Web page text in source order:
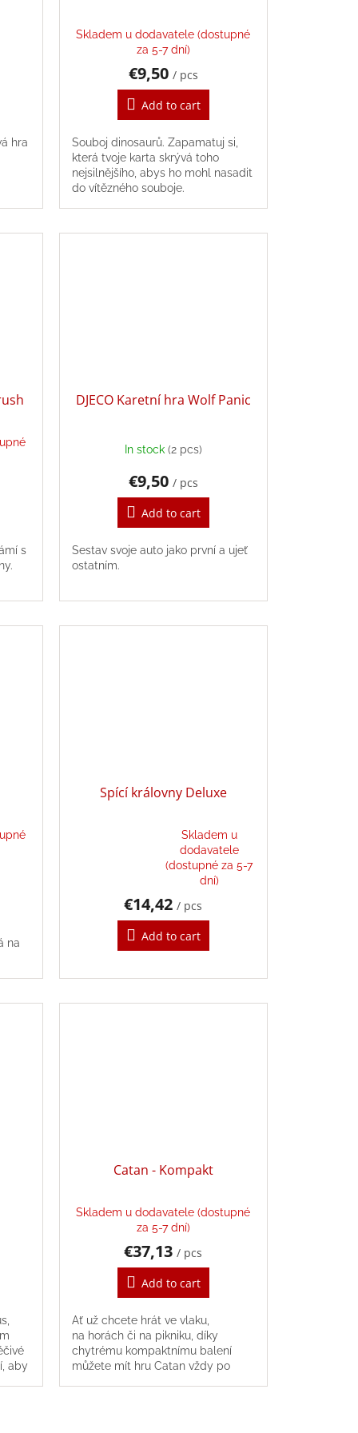
hra
Skladem u dodavatele (dostupné
za 5-7 dní)
€9,50 / pcs
Add to cart
Souboj dinosaurů. Zapamatuj si,
která tvoje karta skrývá toho
nejsilnějšího, abys ho mohl nasadit
do vítězného souboje.
s
DJECO Karetní hra Wolf Panic
In stock (2 pcs)
€9,50 / pcs
Add to cart
Sestav svoje auto jako první a ujeť
ostatním.
na
Spící královny Deluxe
5
Skladem u
dodavatele
(dostupné za 5-7
dní)
€14,42/ pcs
Add to cart
aby
Catan - Kompakt
Skladem u dodavatele (dostupné
za 5-7 dní)
€37,13/ pcs
Add to cart
Ať už chcete hrát ve vlaku,
na horách či na pikniku, díky
chytrému kompaktnímu balení
můžete mít hru Catan vždy po